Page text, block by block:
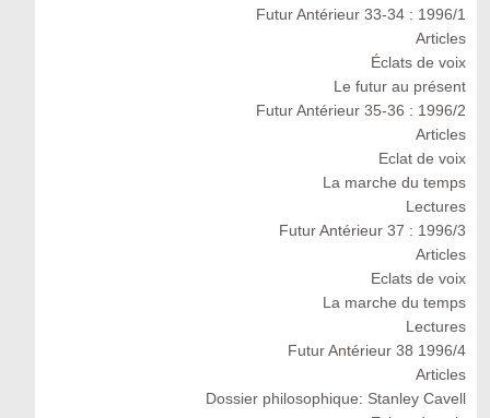
Futur Antérieur 33-34 : 1996/1
Articles
Éclats de voix
Le futur au présent
Futur Antérieur 35-36 : 1996/2
Articles
Eclat de voix
La marche du temps
Lectures
Futur Antérieur 37 : 1996/3
Articles
Eclats de voix
La marche du temps
Lectures
Futur Antérieur 38 1996/4
Articles
Dossier philosophique: Stanley Cavell